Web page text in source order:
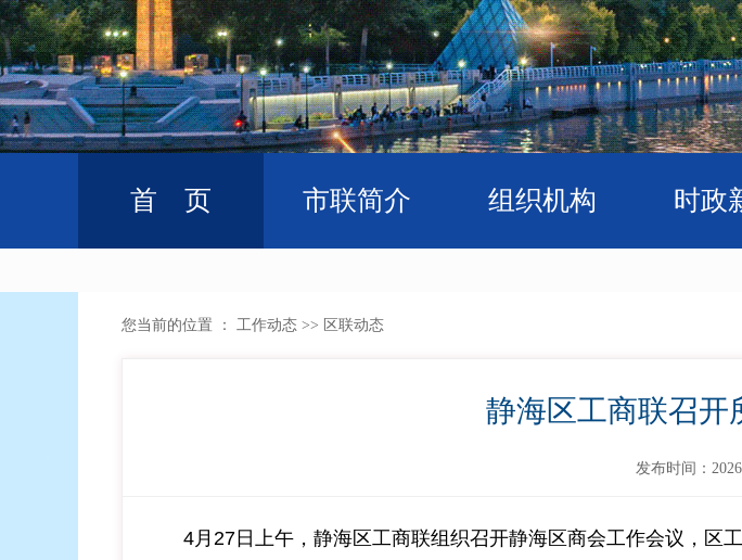
首 页 市联简介 组织机构 时政
您当前的位置 ： 工作动态 >> 区联动态
静海区工商联召开
发布时间：
4月27日上午，静海区工商联组织召开静海区商会工作会议 ， 区